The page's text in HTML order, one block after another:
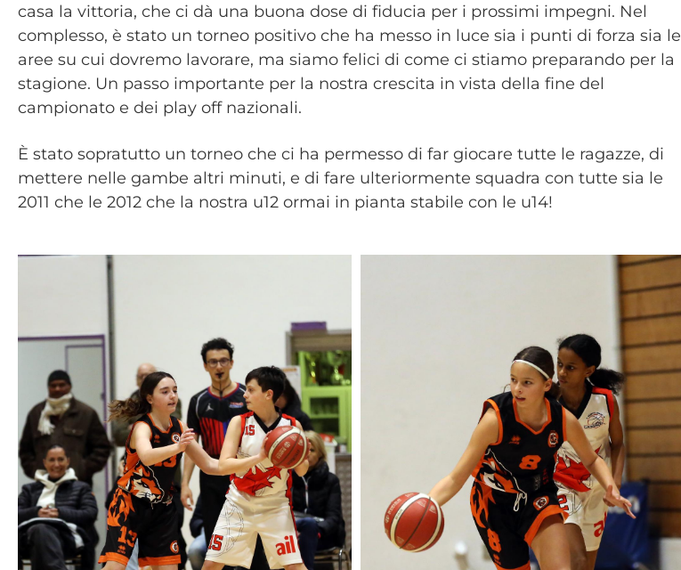
casa la vittoria, che ci dà una buona dose di fiducia per i prossimi impegni. Nel
complesso, è stato un torneo positivo che ha messo in luce sia i punti di forza sia le
aree su cui dovremo lavorare, ma siamo felici di come ci stiamo preparando per la
stagione. Un passo importante per la nostra crescita in vista della fine del
campionato e dei play off nazionali.
È stato sopratutto un torneo che ci ha permesso di far giocare tutte le ragazze, di
mettere nelle gambe altri minuti, e di fare ulteriormente squadra con tutte sia le
2011 che le 2012 che la nostra u12 ormai in pianta stabile con le u14!